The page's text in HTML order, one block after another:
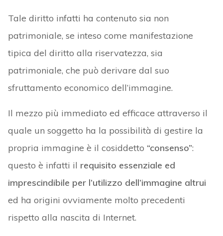
Tale diritto infatti ha contenuto sia non
patrimoniale, se inteso come manifestazione
tipica del diritto alla riservatezza, sia
patrimoniale, che può derivare dal suo
sfruttamento economico dell’immagine.
Il mezzo più immediato ed efficace attraverso il
quale un soggetto ha la possibilità di gestire la
propria immagine è il cosiddetto “consenso”:
questo è infatti il requisito essenziale ed
imprescindibile per l’utilizzo dell’immagine altrui
ed ha origini ovviamente molto precedenti
rispetto alla nascita di Internet.